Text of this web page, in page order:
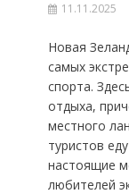
11.11.2025
Новая
самых
спорта.
отдыха,
местного
туристов
настоящие
любителей